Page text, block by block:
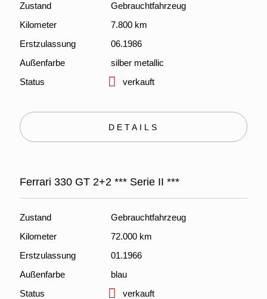
Zustand
Gebrauchtfahrzeug
Kilometer
7.800 km
Erstzulassung
06.1986
Außenfarbe
silber metallic
Status
verkauft
DETAILS
Ferrari 330 GT 2+2 *** Serie II ***
Zustand
Gebrauchtfahrzeug
Kilometer
72.000 km
Erstzulassung
01.1966
Außenfarbe
blau
Status
verkauft